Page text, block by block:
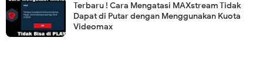
Terbaru ! Cara Mengatasi MAXstream Tidak
Dapat di Putar dengan Menggunakan Kuota
Videomax